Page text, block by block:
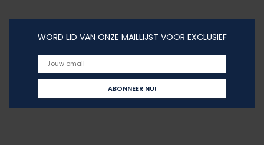
WORD LID VAN ONZE MAILLIJST VOOR EXCLUSIEF